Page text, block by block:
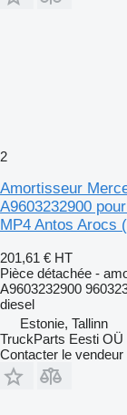
2
Amortisseur
A9603232900
MP4 Antos Arocs
201,61 € HT
Pièce détachée -
A9603232900
diesel
Estonie, Tallinn
TruckParts Eesti OÜ
Contacter le vendeur